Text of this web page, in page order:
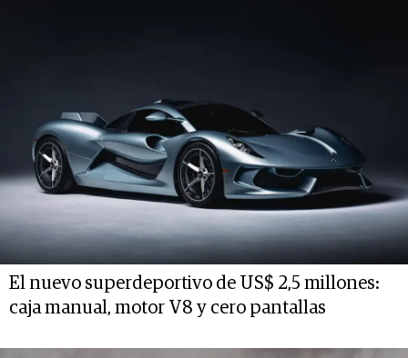
El nuevo superdeportivo de US$ 2,5 millones:
caja manual, motor V8 y cero pantallas